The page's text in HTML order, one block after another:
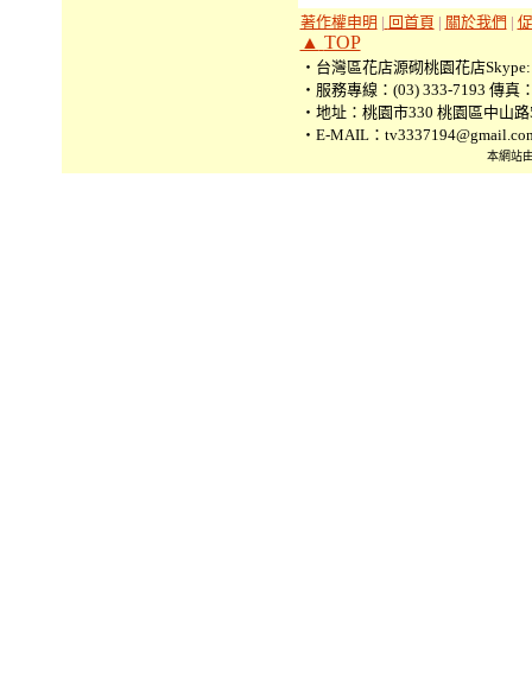
著作權申明 | 回首頁 | 關於我們 |
▲ TOP
‧台灣區花店源砌桃園花店Skype:
‧服務專線：(03) 333-7193 傳真
‧地址：桃園市330 桃園區中山路
‧E-MAIL：
本網站